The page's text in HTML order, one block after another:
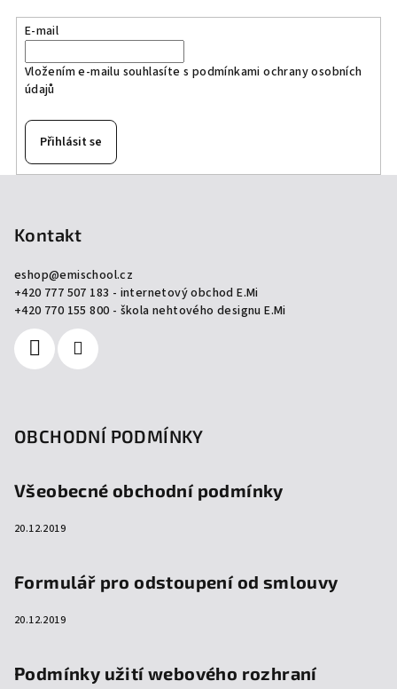
E-mail
Vložením e-mailu souhlasíte s podmínkami ochrany osobních
údajů
Přihlásit se
Kontakt
eshop@emischool.cz
+420 777 507 183 - internetový obchod E.Mi
+420 770 155 800 - škola nehtového designu E.Mi
OBCHODNÍ PODMÍNKY
Všeobecné obchodní podmínky
20.12.2019
Formulář pro odstoupení od smlouvy
20.12.2019
Podmínky užití webového rozhraní